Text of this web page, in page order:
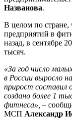
Названова.
В целом по стране,
предприятий в
назад, в сентябре
тысяч.
«За год число
в России выросло
прирост составил
создано более 1
фитнеса», –
МСП Александр